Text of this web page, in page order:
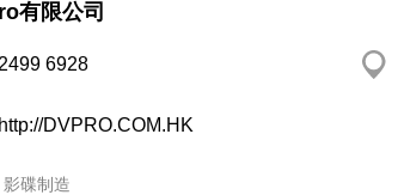
有限公司
2499 6928
http://DVPRO.COM.HK
碟制造